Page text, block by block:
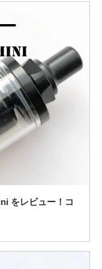
をレビュー！コ